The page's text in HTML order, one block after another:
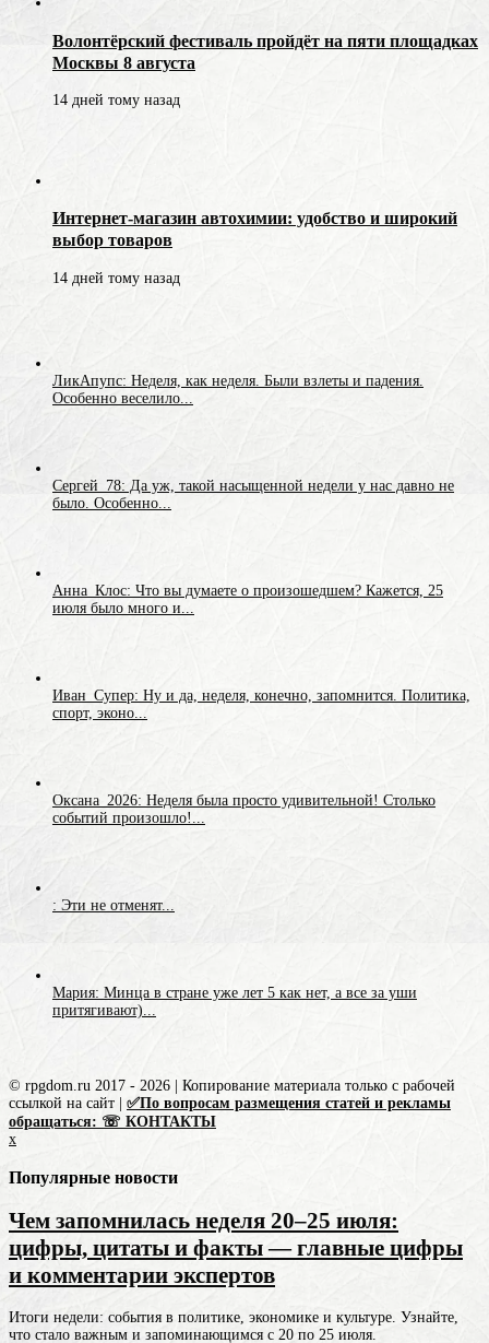
Волонтёрский фестиваль пройдёт на пяти площадках
Москвы 8 августа
14 дней тому назад
Интернет-магазин автохимии: удобство и широкий
выбор товаров
14 дней тому назад
ЛикАпупс: Неделя, как неделя. Были взлеты и падения.
Особенно веселило...
Сергей_78: Да уж, такой насыщенной недели у нас давно не
было. Особенно...
Анна_Клос: Что вы думаете о произошедшем? Кажется, 25
июля было много и...
Иван_Супер: Ну и да, неделя, конечно, запомнится. Политика,
спорт, эконо...
Оксана_2026: Неделя была просто удивительной! Столько
событий произошло!...
: Эти не отменят...
Мария: Минца в стране уже лет 5 как нет, а все за уши
притягивают)...
© rpgdom.ru 2017 - 2026 | Копирование материала только с рабочей
ссылкой на сайт | ✅По вопросам размещения статей и рекламы
обращаться: ☏ КОНТАКТЫ
x
Популярные новости
Чем запомнилась неделя 20–25 июля:
цифры, цитаты и факты — главные цифры
и комментарии экспертов
Итоги недели: события в политике, экономике и культуре. Узнайте,
что стало важным и запоминающимся с 20 по 25 июля.